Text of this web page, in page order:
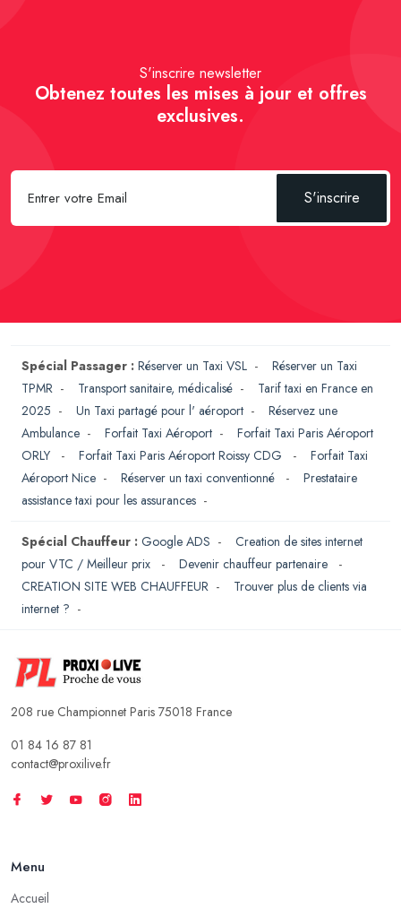
S'inscrire newsletter
Obtenez toutes les mises à jour et offres
exclusives.
S'inscrire
Spécial Passager : Réserver un Taxi VSL - Réserver un Taxi
TPMR - Transport sanitaire, médicalisé - Tarif taxi en France en
2025 - Un Taxi partagé pour l' aéroport - Réservez une
Ambulance - Forfait Taxi Aéroport - Forfait Taxi Paris Aéroport
ORLY
- Forfait Taxi Paris Aéroport Roissy CDG - Forfait Taxi
Aéroport Nice - Réserver un taxi conventionné - Prestataire
assistance taxi pour les assurances -
Spécial Chauffeur : Google ADS - Creation de sites internet
pour VTC / Meilleur prix
- Devenir chauffeur partenaire
-
CREATION SITE WEB CHAUFFEUR - Trouver plus de clients via
internet ? -
208 rue Championnet Paris 75018 France
01 84 16 87 81
contact@proxilive.fr
Menu
Accueil